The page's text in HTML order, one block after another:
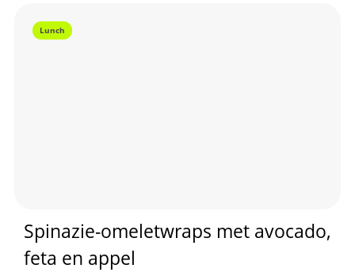
Lunch
Spinazie-omeletwraps met avocado,
feta en appel